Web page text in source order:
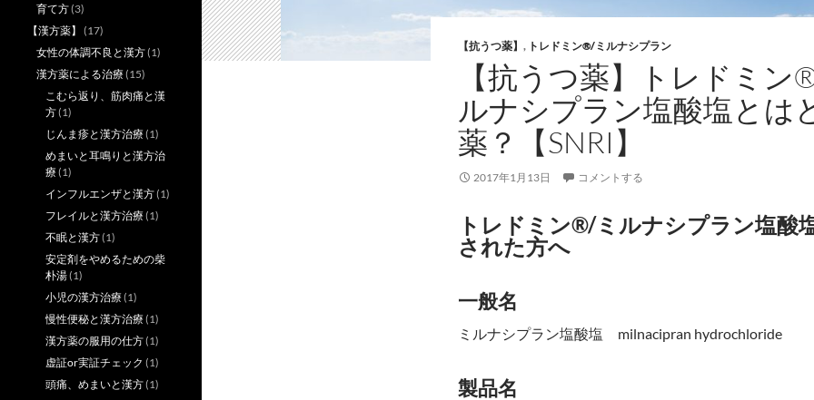
【抗うつ薬】 , トレドミン®/ミルナシプラン
【抗うつ薬】トレドミン
ルナシプラン塩酸塩とは
薬？【SNRI】
2017年1月13日 コメントする
トレドミン®/ミルナシプラン塩酸
された方へ
一般名
ミルナシプラン塩酸塩 milnacipran hydrochloride
製品名
育て方(3)
【漢方薬】
(17)
女性の体調不良と漢方(1)
漢方薬による治療(15)
こむら返り、筋肉痛と漢
方(1)
じんま疹と漢方治療(1)
めまいと耳鳴りと漢方治
療(1)
インフルエンザと漢方(1)
フレイルと漢方治療(1)
不眠と漢方(1)
安定剤をやめるための柴
朴湯(1)
小児の漢方治療(1)
慢性便秘と漢方治療(1)
漢方薬の服用の仕方(1)
虚証or実証チェック (1)
頭痛、めまいと漢方(1)